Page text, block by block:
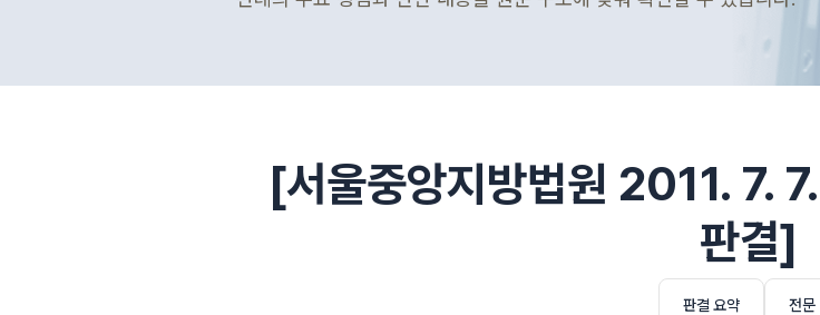
[서울중앙지방법원 2011. 7.
판결]
판결 요약 전문